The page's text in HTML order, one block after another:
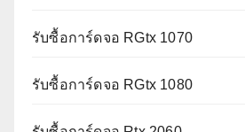
รับซื้อการ์ดจอ RGtx 1070
รับซื้อการ์ดจอ RGtx 1080